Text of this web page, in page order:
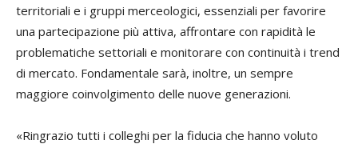
territoriali e i gruppi merceologici, essenziali per favorire
una partecipazione più attiva, affrontare con rapidità le
problematiche settoriali e monitorare con continuità i trend
di mercato. Fondamentale sarà, inoltre, un sempre
maggiore coinvolgimento delle nuove generazioni.
«Ringrazio tutti i colleghi per la fiducia che hanno voluto